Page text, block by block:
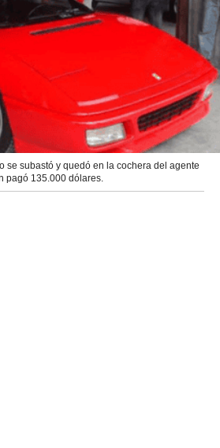
se subastó y quedó en la cochera del agente
pagó 135.000 dólares.